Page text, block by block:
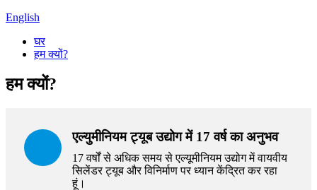
English
घर
हम क्यों?
हम क्यों?
एल्युमीनियम ट्यूब उद्योग में 17 वर्ष का अनुभव
17 वर्षों से अधिक समय से एल्यूमीनियम उद्योग में वायवीय
सिलेंडर ट्यूब और विनिर्माण पर ध्यान केंद्रित कर रहा
हूं।